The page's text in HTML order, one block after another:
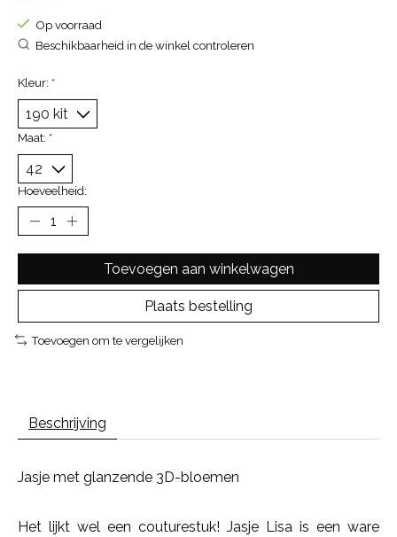
Op voorraad
Beschikbaarheid in de winkel controleren
Kleur: *
Maat: *
Hoeveelheid:
Toevoegen aan winkelwagen
Plaats bestelling
Toevoegen om te vergelijken
Beschrijving
Jasje met glanzende 3D-bloemen
Het lijkt wel een couturestuk! Jasje Lisa is een ware